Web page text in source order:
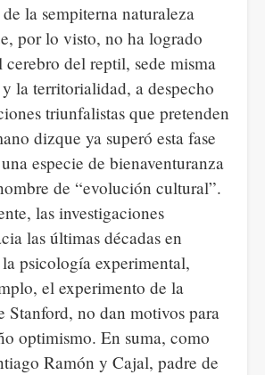
la sempiterna naturaleza
por lo visto, no ha logrado
cerebro del reptil, sede misma
la territorialidad, a despecho
triunfalistas que pretenden
dizque ya superó esta fase
especie de bienaventuranza
de “evolución cultural”.
las investigaciones
las últimas décadas en
psicología experimental,
el experimento de la
Stanford, no dan motivos para
optimismo. En suma, como
Ramón y Cajal, padre de